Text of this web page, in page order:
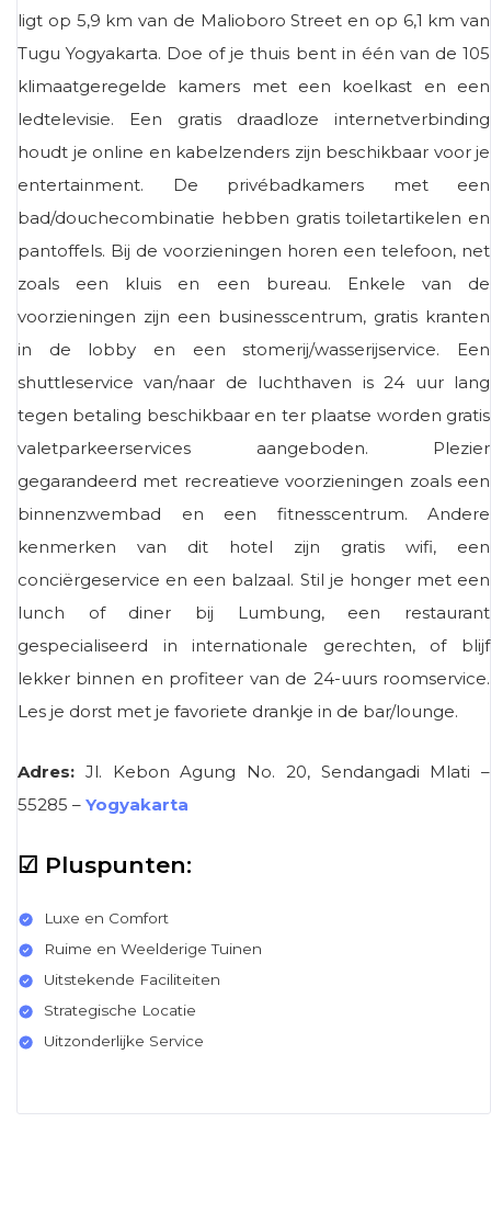
ligt op 5,9 km van de Malioboro Street en op 6,1 km van
Tugu Yogyakarta. Doe of je thuis bent in één van de 105
klimaatgeregelde kamers met een koelkast en een
ledtelevisie. Een gratis draadloze internetverbinding
houdt je online en kabelzenders zijn beschikbaar voor je
entertainment. De privébadkamers met een
bad/douchecombinatie hebben gratis toiletartikelen en
pantoffels. Bij de voorzieningen horen een telefoon, net
zoals een kluis en een bureau. Enkele van de
voorzieningen zijn een businesscentrum, gratis kranten
in de lobby en een stomerij/wasserijservice. Een
shuttleservice van/naar de luchthaven is 24 uur lang
tegen betaling beschikbaar en ter plaatse worden gratis
valetparkeerservices aangeboden. Plezier
gegarandeerd met recreatieve voorzieningen zoals een
binnenzwembad en een fitnesscentrum. Andere
kenmerken van dit hotel zijn gratis wifi, een
conciërgeservice en een balzaal. Stil je honger met een
lunch of diner bij Lumbung, een restaurant
gespecialiseerd in internationale gerechten, of blijf
lekker binnen en profiteer van de 24-uurs roomservice.
Les je dorst met je favoriete drankje in de bar/lounge.
Adres: Jl. Kebon Agung No. 20, Sendangadi Mlati –
55285 – Yogyakarta
☑ Pluspunten:
Luxe en Comfort
Ruime en Weelderige Tuinen
Uitstekende Faciliteiten
Strategische Locatie
Uitzonderlijke Service